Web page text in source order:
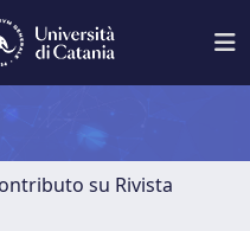
su Rivista